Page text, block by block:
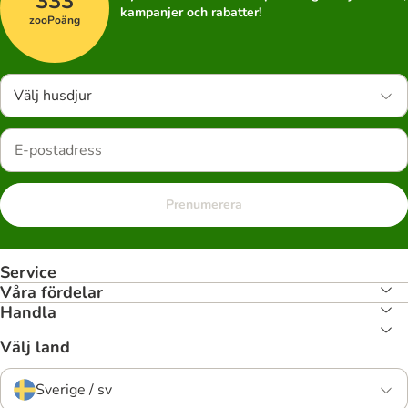
zooPoäng
kampanjer och rabatter!
Välj husdjur
Prenumerera
Service
Våra fördelar
Handla
Välj land
Sverige / sv